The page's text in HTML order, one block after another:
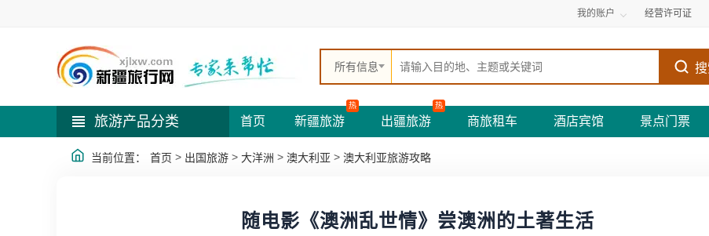
我的账户 经营许可证
所有信息
旅游产品分类 首页 新疆旅游
热
出疆旅游
热
商旅租车 酒店宾馆 景点门票
当前位置： 首页 > 出国旅游 > 大洋洲 > 澳大利亚 > 澳大利亚旅游攻略
随电影《澳洲乱世情》尝澳洲的土著生活